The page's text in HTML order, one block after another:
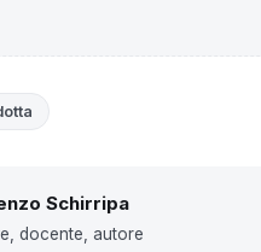
Schirripa
docente, autore